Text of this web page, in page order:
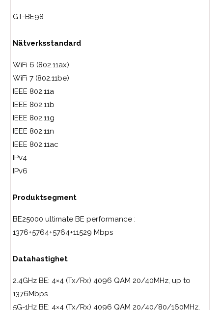
GT-BE98
Nätverksstandard
WiFi 6 (802.11ax)
WiFi 7 (802.11be)
IEEE 802.11a
IEEE 802.11b
IEEE 802.11g
IEEE 802.11n
IEEE 802.11ac
IPv4
IPv6
Produktsegment
BE25000 ultimate BE performance :
1376+5764+5764+11529 Mbps
Datahastighet
2.4GHz BE: 4×4 (Tx/Rx) 4096 QAM 20/40MHz, up to
1376Mbps
5G-1Hz BE: 4×4 (Tx/Rx) 4096 QAM 20/40/80/160MHz,